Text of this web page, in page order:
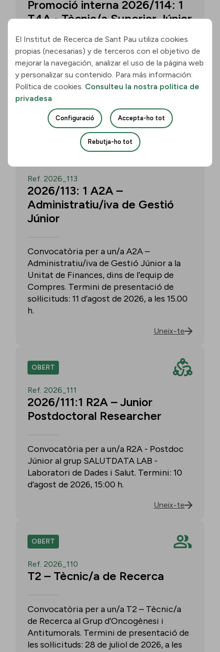
Promoció interna 2026/114: 1
T4A - Tècnic/a Superior Júnior
Convocatòria per a un/a T4A - Tècnic/a
Superior Júnior al grup Neurobiologia de
les Demències - Multilingual Aphasia &
Dementia Research Lab. Termini: 11
d’agost de 2026, 15.00 h.
Uneix-te
Ref. 2026_113
2026/113: 1 A2A –
Administratiu/iva de Gestió
Júnior
Convocatòria per a un/a A2A –
Administratiu/iva de Gestió Júnior a la
Unitat de Finances, dins de l’equip de
Compres. Termini de presentació de
sol·licituds: 11 d’agost de 2026, a les 15.00
h.
Uneix-te
OBERT
Ref. 2026_111
2026/111:1 R2A – Junior
Postdoctoral Researcher
Convocatòria per a un/a R2A - Postdoc
Júnior al grup SALUTDATA LAB -
Laboratori de Dades i Salut. Termini: 10
d’agost de 2026, 15:00 h.
Uneix-te
OBERT
Ref. 2026_110
T2 – Tècnic/a de Recerca
Convocatòria per a un/a T2 – Tècnic/a
de Recerca al Grup d’Oncogènesi i
Antitumorals. Termini de presentació de
les sol·licituds: 28 de juliol de 2026, a les
El Institut de Recerca de Sant Pau utiliza cookies
propias (necesarias) y de terceros con el objetivo de
mejorar la navegación, analizar el uso de la página web
y personalizar su contenido. Para más información:
Política de cookies. Consulteu la nostra política de
privadesa
Configuració Accepta-ho tot
Rebutja-ho tot